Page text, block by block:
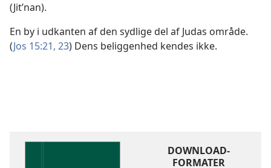
(Jitʹnan).
En by i udkanten af den sydlige del af Judas område.
(Jos 15:21, 23) Dens beliggenhed kendes ikke.
DOWNLOAD-
FORMATER